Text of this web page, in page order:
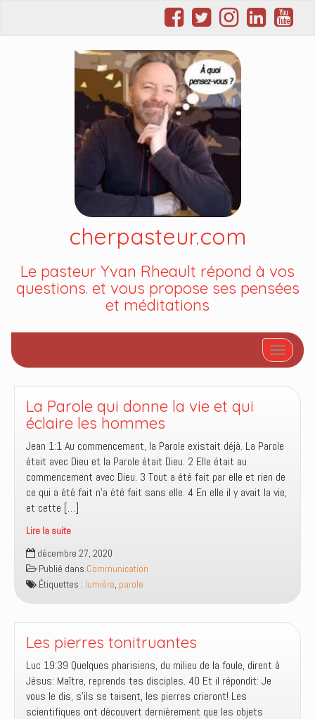
cherpasteur.com
Le pasteur Yvan Rheault répond à vos
questions. et vous propose ses pensées
et méditations
Afficher/
La Parole qui donne la vie et qui
éclaire les hommes
Jean 1:1 Au commencement, la Parole existait déjà. La Parole
était avec Dieu et la Parole était Dieu. 2 Elle était au
commencement avec Dieu. 3 Tout a été fait par elle et rien de
ce qui a été fait n’a été fait sans elle. 4 En elle il y avait la vie,
et cette […]
Lire la suite
La
Parole
qui
donne
vie
et
éclaire
les
hommes
décembre 27, 2020
Publié dans Communication
Étiquettes : lumière, parole
Les pierres tonitruantes
Luc 19:39 Quelques pharisiens, du milieu de la foule, dirent à
Jésus: Maître, reprends tes disciples. 40 Et il répondit: Je
vous le dis, s’ils se taisent, les pierres crieront! Les
scientifiques ont découvert dernièrement que les objets